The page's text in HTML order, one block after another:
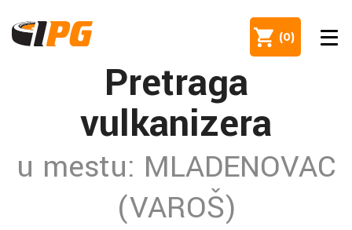
(0)
Pretraga
vulkanizera
u mestu: MLADENOVAC
(VAROŠ)